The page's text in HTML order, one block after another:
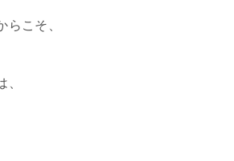
らこそ、
、